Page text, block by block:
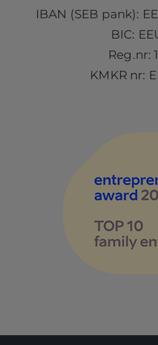
IBAN (SEB pank):
BIC:
Reg.nr:
KMKR nr: